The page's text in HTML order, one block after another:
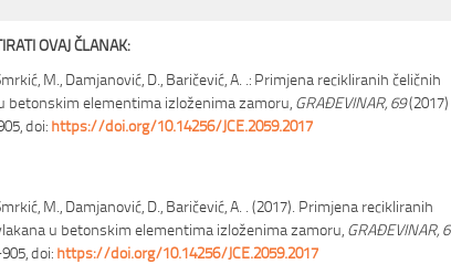
OVAJ ČLANAK:
M., Damjanović, D., Baričević, A. .: Primjena recikliranih čeličnih
betonskim elementima izloženima zamoru, GRAĐEVINAR, 69(2017)
doi:https://doi.org/10.14256/JCE.2059.2017
M., Damjanović, D., Baričević, A. . (2017). Primjena recikliranih
u betonskim elementima izloženima zamoru, GRAĐEVINAR,
doi:https://doi.org/10.14256/JCE.2059.2017